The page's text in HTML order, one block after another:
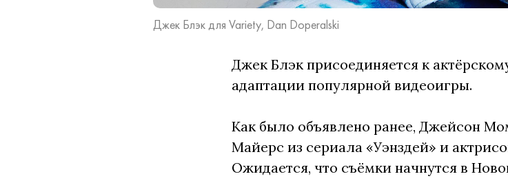
Джек Блэк для Variety, Dan Doperalski
Джек Блэк присоединяется к
адаптации популярной видеоигры.
Как было объявлено ранее, Джейсон
Майерс из сериала «Уэнздей» и
Ожидается, что съёмки начнутся в